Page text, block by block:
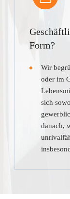
Form?
Wir
oder im
sich
danach,